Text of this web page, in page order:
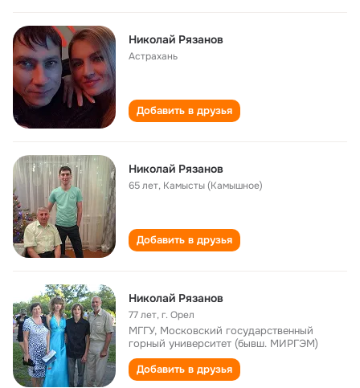
Николай Рязанов
Астрахань
Добавить в друзья
Николай Рязанов
65 лет, Камысты (Камышное)
Добавить в друзья
Николай Рязанов
77 лет,г. Орел
МГГУ, Московский государственный
горный университет (бывш. МИРГЭМ)
Добавить в друзья